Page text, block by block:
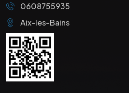
0608755935
Aix-les-Bains